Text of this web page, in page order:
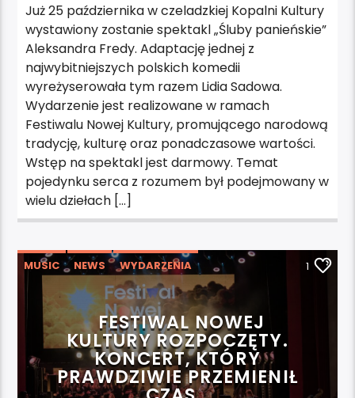
Już 25 października w czeladzkiej Kopalni Kultury
wystawiony zostanie spektakl „Śluby panieńskie”
Aleksandra Fredy. Adaptację jednej z
najwybitniejszych polskich komedii
wyreżyserowała tym razem Lidia Sadowa.
Wydarzenie jest realizowane w ramach
Festiwalu Nowej Kultury, promującego narodową
tradycję, kulturę oraz ponadczasowe wartości.
Wstęp na spektakl jest darmowy. Temat
pojedynku serca z rozumem był podejmowany w
wielu dziełach […]
MUSIC NEWS WYDARZENIA 1
FESTIWAL NOWEJ
KULTURY ROZPOCZĘTY.
KONCERT, KTÓRY
PRAWDZIWIE PRZEMIENIŁ